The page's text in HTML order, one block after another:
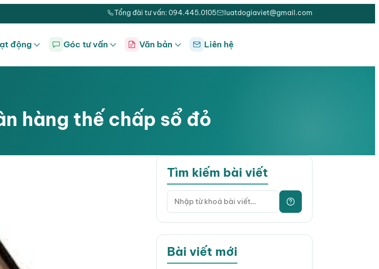
Tổng đài tư vấn: 094.445.0105 luatdogiaviet@gmail.com
động Góc tư vấn Văn bản Liên hệ
hàng thế chấp sổ đỏ
Tìm kiếm bài viết
Bài viết mới